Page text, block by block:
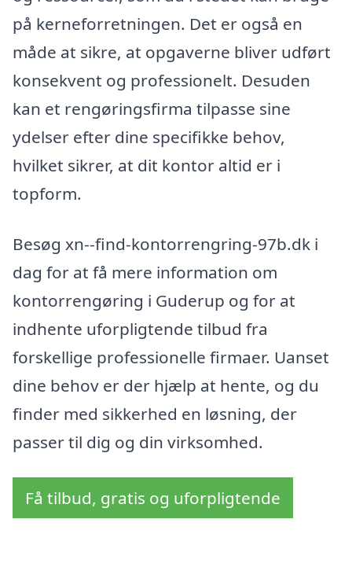
på kerneforretningen. Det er også en
måde at sikre, at opgaverne bliver udført
konsekvent og professionelt. Desuden
kan et rengøringsfirma tilpasse sine
ydelser efter dine specifikke behov,
hvilket sikrer, at dit kontor altid er i
topform.
Besøg xn--find-kontorrengring-97b.dk i
dag for at få mere information om
kontorrengøring i Guderup og for at
indhente uforpligtende tilbud fra
forskellige professionelle firmaer. Uanset
dine behov er der hjælp at hente, og du
finder med sikkerhed en løsning, der
passer til dig og din virksomhed.
Få tilbud, gratis og uforpligtende